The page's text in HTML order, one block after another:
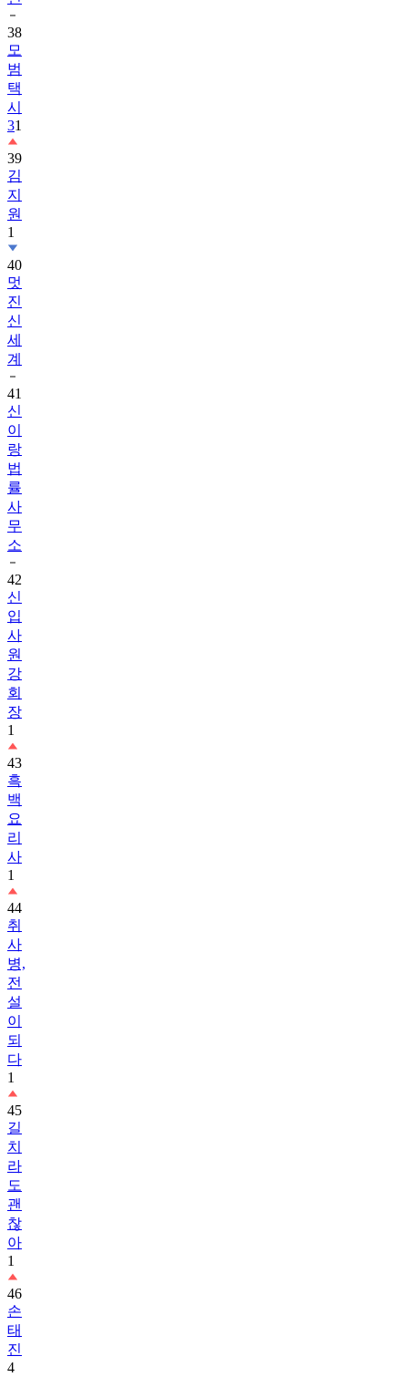
38
모
범
택
시
31
39
김
지
원
1
40
멋
진
신
세
계
41
신
이
랑
법
률
사
무
소
42
신
입
사
원
강
회
장
1
43
흑
백
요
리
사
1
44
취
사
병,
전
설
이
되
다
1
45
길
치
라
도
괜
찮
아
1
46
손
태
진
4